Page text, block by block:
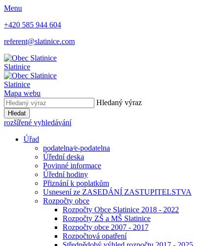
Menu
+420 585 944 604
referent@slatinice.com
Slatinice
Slatinice
Mapa webu
Hledaný výraz
Hledat
rozšířené vyhledávání
Úřad
podatelna⁄e-podatelna
Úřední deska
Povinné informace
Úřední hodiny
Přiznání k poplatkům
Usnesení ze ZASEDÁNÍ ZASTUPITELSTVA
Rozpočty obce
Rozpočty Obce Slatinice 2018 - 2022
Rozpočty ZŠ a MŠ Slatinice
Rozpočty obce 2007 - 2017
Rozpočtová opatření